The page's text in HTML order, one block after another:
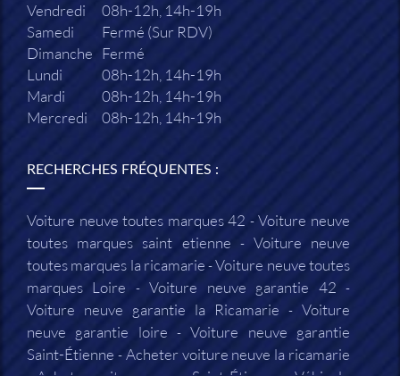
Vendredi
08h-12h, 14h-19h
Samedi
Fermé (Sur RDV)
Dimanche Fermé
Lundi
08h-12h, 14h-19h
Mardi
08h-12h, 14h-19h
Mercredi
08h-12h, 14h-19h
RECHERCHES FRÉQUENTES :
Voiture neuve toutes marques 42
Voiture neuve
toutes marques saint etienne
Voiture neuve
toutes marques la ricamarie Voiture neuve toutes
marques Loire
Voiture neuve garantie 42
Voiture neuve garantie la Ricamarie
Voiture
neuve garantie loire
Voiture neuve garantie
Saint-Étienne
Acheter voiture neuve la ricamarie